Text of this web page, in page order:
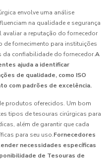
envolve uma análise
na qualidade e segurança
a reputação do fornecedor
de fornecimento para instituições
da confiabilidade do fornecedor.A
ajuda a identificar
de qualidade, como ISO
com padrões de excelência.
produtos oferecidos. Um bom
tipos de tesouras cirúrgicas para
além de garantir que cada
para seu uso.Fornecedores
necessidades específicas
de Tesouras de